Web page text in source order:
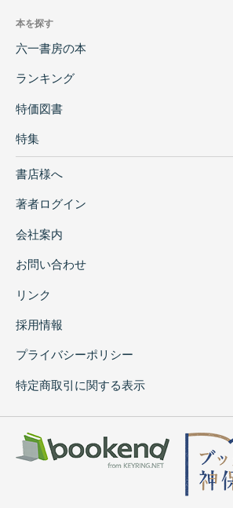
本を探す
六一書房の本
ランキング
特価図書
特集
書店様へ
著者ログイン
会社案内
お問い合わせ
リンク
採用情報
プライバシーポリシー
特定商取引に関する表示